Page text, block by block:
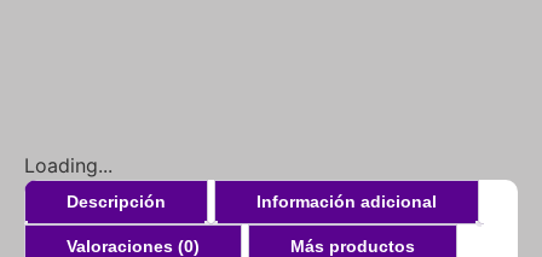
Loading...
Descripción Información adicional
Valoraciones (0) Más productos